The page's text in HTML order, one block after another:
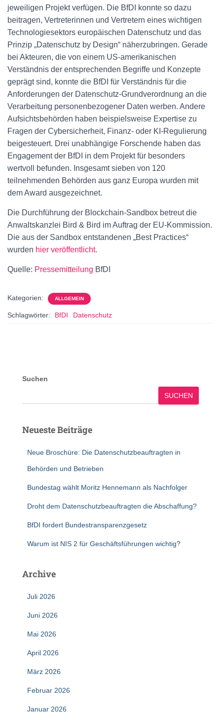
jeweiligen Projekt verfügen. Die BfDI konnte so dazu
beitragen, Vertreterinnen und Vertretern eines wichtigen
Technologiesektors europäischen Datenschutz und das
Prinzip „Datenschutz by Design“ näherzubringen. Gerade
bei Akteuren, die von einem US-amerikanischen
Verständnis der entsprechenden Begriffe und Konzepte
geprägt sind, konnte die BfDI für Verständnis für die
Anforderungen der Datenschutz-Grundverordnung an die
Verarbeitung personenbezogener Daten werben. Andere
Aufsichtsbehörden haben beispielsweise Expertise zu
Fragen der Cybersicherheit, Finanz- oder KI-Regulierung
beigesteuert. Drei unabhängige Forschende haben das
Engagement der BfDI in dem Projekt für besonders
wertvoll befunden. Insgesamt sieben von 120
teilnehmenden Behörden aus ganz Europa wurden mit
dem Award ausgezeichnet.
Die Durchführung der Blockchain-Sandbox betreut die
Anwaltskanzlei Bird & Bird im Auftrag der EU-Kommission.
Die aus der Sandbox entstandenen „Best Practices“
wurden hier veröffentlicht.
Quelle: Pressemitteilung BfDI
Kategorien: ALLGEMEIN
Schlagwörter: BfDI Datenschutz
Suchen
SUCHEN
Neueste Beiträge
Neue Broschüre: Die Datenschutzbeauftragten in
Behörden und Betrieben
Bundestag wählt Moritz Hennemann als Nachfolger
Droht dem Datenschutzbeauftragten die Abschaffung?
BfDI fordert Bundestransparenzgesetz
Warum ist NIS 2 für Geschäftsführungen wichtig?
Archive
Juli 2026
Juni 2026
Mai 2026
April 2026
März 2026
Februar 2026
Januar 2026